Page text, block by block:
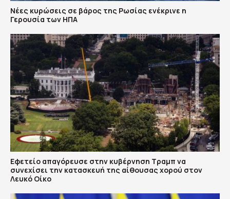
Νέες κυρώσεις σε βάρος της Ρωσίας ενέκρινε η
Γερουσία των ΗΠΑ
Εφετείο απαγόρευσε στην κυβέρνηση Τραμπ να
συνεχίσει την κατασκευή της αίθουσας χορού στον
Λευκό Οίκο